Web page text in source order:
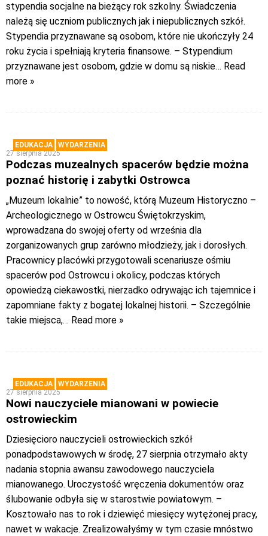
stypendia socjalne na bieżący rok szkolny. Świadczenia
należą się uczniom publicznych jak i niepublicznych szkół.
Stypendia przyznawane są osobom, które nie ukończyły 24
roku życia i spełniają kryteria finansowe. – Stypendium
przyznawane jest osobom, gdzie w domu są niskie… Read
more »
EDUKACJA
WYDARZENIA
27 sierpnia 2025
Podczas muzealnych spacerów będzie można
poznać historię i zabytki Ostrowca
„Muzeum lokalnie” to nowość, którą Muzeum Historyczno –
Archeologicznego w Ostrowcu Świętokrzyskim,
wprowadzana do swojej oferty od września dla
zorganizowanych grup zarówno młodzieży, jak i dorosłych.
Pracownicy placówki przygotowali scenariusze ośmiu
spacerów pod Ostrowcu i okolicy, podczas których
opowiedzą ciekawostki, nierzadko odrywając ich tajemnice i
zapomniane fakty z bogatej lokalnej historii. – Szczególnie
takie miejsca,… Read more »
EDUKACJA
WYDARZENIA
27 sierpnia 2025
Nowi nauczyciele mianowani w powiecie
ostrowieckim
Dziesięcioro nauczycieli ostrowieckich szkół
ponadpodstawowych w środę, 27 sierpnia otrzymało akty
nadania stopnia awansu zawodowego nauczyciela
mianowanego. Uroczystość wręczenia dokumentów oraz
ślubowanie odbyła się w starostwie powiatowym. –
Kosztowało nas to rok i dziewięć miesięcy wytężonej pracy,
nawet w wakacje. Zrealizowałyśmy w tym czasie mnóstwo